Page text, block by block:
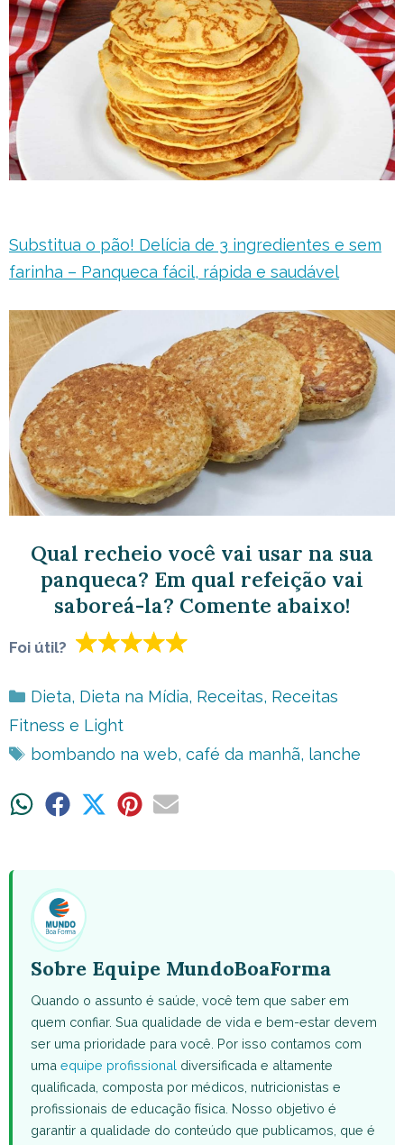
Substitua o pão! Delícia de 3 ingredientes e sem
farinha – Panqueca fácil, rápida e saudável
Qual recheio você vai usar na sua
panqueca? Em qual refeição vai
saboreá-la? Comente abaixo!
Foi útil?
Categorias
Dieta, Dieta na Mídia, Receitas, Receitas
Fitness e Light
Tags
bombando na web, café da manhã, lanche
ShareShare ShareShareShare
Sobre Equipe MundoBoaForma
Quando o assunto é saúde, você tem que saber em
quem confiar. Sua qualidade de vida e bem-estar devem
ser uma prioridade para você. Por isso contamos com
uma equipe profissional diversificada e altamente
qualificada, composta por médicos, nutricionistas e
profissionais de educação física. Nosso objetivo é
garantir a qualidade do conteúdo que publicamos, que é